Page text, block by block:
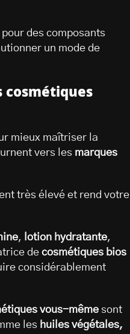
des composants
un mode de
cosmétiques
mieux maîtriser la
vers les marques
très élevé et rend votre
, lotion hydratante,
de cosmétiques bios
considérablement
vous-même sont
les huiles végétales,